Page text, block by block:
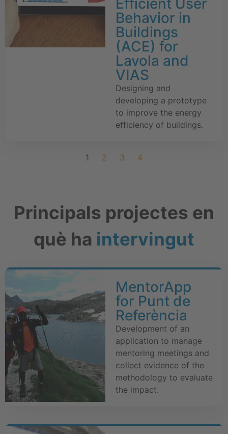
Efficient User
Behavior in
Buildings
(ACE) for
Lavola and
VIAS
Designing and
developing a prototype
to improve the energy
efficiency of buildings.
1 2 3 4
Principals projectes en
què ha intervingut
MentorApp
for Punt de
Referència
Development of an
application to manage
mentoring meetings and
collect evidence of the
methodology to evaluate
the impact.